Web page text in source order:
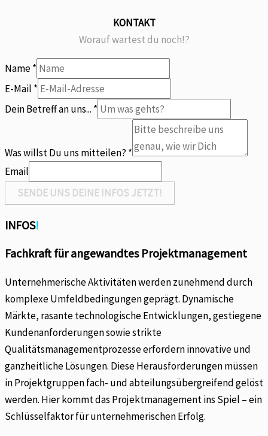
KONTAKT
Worauf wartest du noch!?
Name*
Du
E-
E-Mail *
Dein Betreff an uns... *
Was willst Du uns mitteilen? *
Email
SENDE UNS DEINE INFOS JETZT!
INFOS!
Fachkraft für angewandtes Projektmanagement
Unternehmerische Aktivitäten werden zunehmend durch
komplexe Umfeldbedingungen geprägt. Dynamische
Märkte, rasante technologische Entwicklungen, gestiegene
Kundenanforderungen sowie strikte
Qualitätsmanagementprozesse erfordern innovative und
ganzheitliche Lösungen. Diese Herausforderungen müssen
in Projektgruppen fach- und abteilungsübergreifend gelöst
werden. Hier kommt das Projektmanagement ins Spiel – ein
Schlüsselfaktor für unternehmerischen Erfolg.